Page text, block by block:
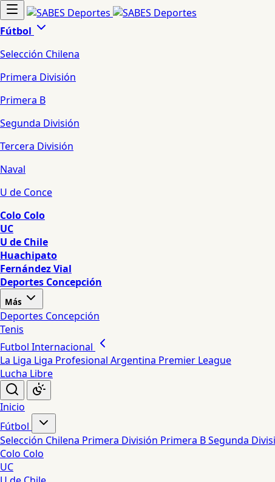
Fútbol
Selección Chilena
Primera División
Primera B
Segunda División
Tercera División
Naval
U de Conce
Colo Colo
UC
U de Chile
Huachipato
Fernández Vial
Deportes Concepción
Más
Deportes Concepción
Tenis
Futbol Internacional
La Liga Liga Profesional Argentina Premier League
Lucha Libre
Inicio
Fútbol
Selección Chilena Primera División Primera BSegunda
Colo Colo
UC